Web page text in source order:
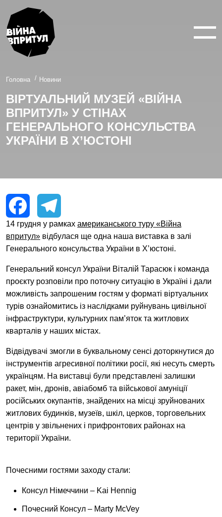
ВІЙНА У 360°
ВІЙНА В 3D
ПРО ПРОЕКТ
НОВИНИ
КОНТАКТИ
EN 中文 UA
Головна Новини
ВІРТУАЛЬНИЙ МУЗЕЙ «ВІЙНА
ВПРИТУЛ» У СТІНАХ
ГЕНЕРАЛЬНОГО КОНСУЛЬСТВА
УКРАЇНИ В Х’ЮСТОНІ
FacebookTelegram
14 грудня у рамках американського туру «Війна
впритул» відбулася ще одна наша виставка в залі
Генерального консульства України в Х’юстоні.
Генеральний консул України Віталій Тарасюк і команда
проєкту розповіли про поточну ситуацію в Україні і дали
можливість запрошеним гостям у форматі віртуальних
турів ознайомитись із наслідками руйнувань цивільної
інфраструктури, культурних пам’яток та житлових
кварталів у наших містах.
Відвідувачі змогли в буквальному сенсі доторкнутися до
інструментів агресивної політики росії, які несуть смерть
українцям. На виставці були представлені залишки
ракет, мін, дронів, авіабомб та військової амуніції
російських окупантів, знайдених на місці зруйнованих
житлових будинків, музеїв, шкіл, церков, торговельних
центрів у звільнених і прифронтових районах на
території України.
Почесними гостями заходу стали:
Консул Німеччини – Kai Hennig
Почесний Консул – Marty McVey